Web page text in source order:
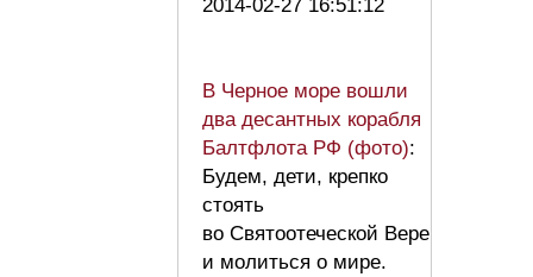
2014-02-27 16:51:12
В Черное море вошли
два десантных корабля
Балтфлота РФ (фото):
Будем, дети, крепко
стоять
во Святоотеческой Вере
и молиться о мире.